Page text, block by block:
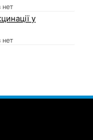
нет
у
нет